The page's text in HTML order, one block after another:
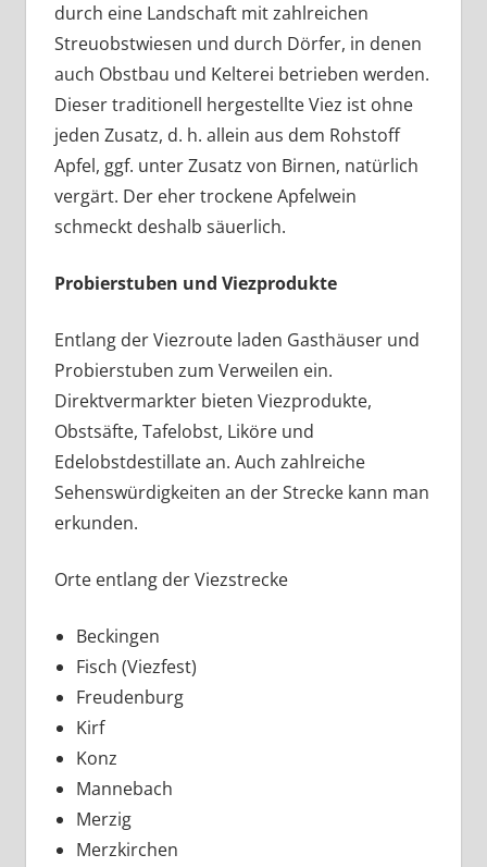
durch eine Landschaft mit zahlreichen
Streuobstwiesen und durch Dörfer, in denen
auch Obstbau und Kelterei betrieben werden.
Dieser traditionell hergestellte Viez ist ohne
jeden Zusatz, d. h. allein aus dem Rohstoff
Apfel, ggf. unter Zusatz von Birnen, natürlich
vergärt. Der eher trockene Apfelwein
schmeckt deshalb säuerlich.
Probierstuben und Viezprodukte
Entlang der Viezroute laden Gasthäuser und
Probierstuben zum Verweilen ein.
Direktvermarkter bieten Viezprodukte,
Obstsäfte, Tafelobst, Liköre und
Edelobstdestillate an. Auch zahlreiche
Sehenswürdigkeiten an der Strecke kann man
erkunden.
Orte entlang der Viezstrecke
Beckingen
Fisch (Viezfest)
Freudenburg
Kirf
Konz
Mannebach
Merzig
Merzkirchen